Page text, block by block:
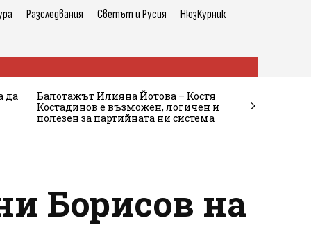
Разследвания Светът и Русия НюзКурник
да
Балотажът Илияна Йотова – Костя
Костадинов е възможен, логичен и
полезен за партийната ни система
Борисов на